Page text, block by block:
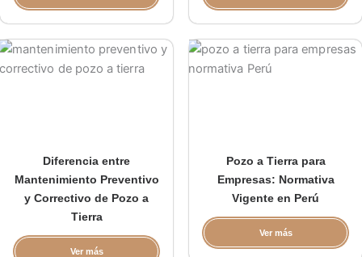
Diferencia entre
Mantenimiento Preventivo
y Correctivo de Pozo a
Tierra
Ver más
Pozo a Tierra para
Empresas: Normativa
Vigente en Perú
Ver más